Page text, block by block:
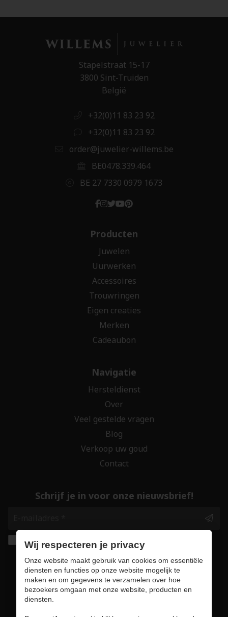
Stapelstraat 15-17
3800 Sint-Truiden
België
+32(0)11 83 23 92
+32(0)11 83 23 92
order@juwelier-willems.be
BE0478.339.464
BE 27 7330 0979 1673
Producten
Juwelen
Uurwerken
Accessoires
Trouwringen
Eigen creaties
Merken
Cadeaubon
Navigatie
Hersteldienst
Over
Veel gestelde vragen
Blog
Verkoop uw goud
Contact
Schrijf je in voor onze nieuwsbrief!
Ik geef de toestemming om mijn gegevens te
bewaren en verwerken zoals aangegeven in
onzeprivacy statement. *
Wij respecteren je privacy
Onze website maakt gebruik van cookies om essentiële
diensten en functies op onze website mogelijk te
maken en om gegevens te verzamelen over hoe
bezoekers omgaan met onze website, producten en
diensten.